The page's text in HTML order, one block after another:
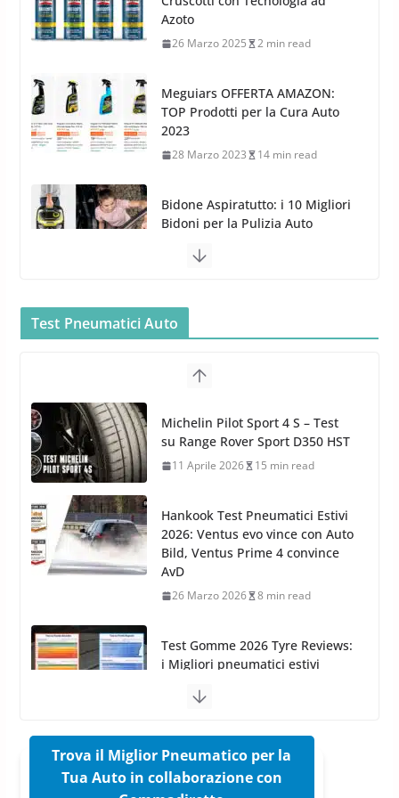
3 Dicembre 2024 3 min read
2023
28 Marzo 2023 14 min read
Bidone Aspiratutto: i 10 Migliori
Bidoni per la Pulizia Auto
6 Maggio 2022
Gun per la tua Idropulitrice?
5 Maggio 2022 2 min read
Car Care
26 Marzo 2025 2 min read
Azoto
26 Marzo 2025 2 min read
Test Pneumatici Auto
Hankook Test Pneumatici Estivi
2026: Ventus evo vince con Auto
Bild, Ventus Prime 4 convince
Test Gomme 2026 Tyre Reviews:
i Migliori pneumatici estivi
sportivi a confronto
Pirelli Cinturato 2026: due
confermano il salto tecnico del
Pirelli P Zero Trofeo RS: per
Trova il Miglior Pneumatico per la
Tua Auto in collaborazione con